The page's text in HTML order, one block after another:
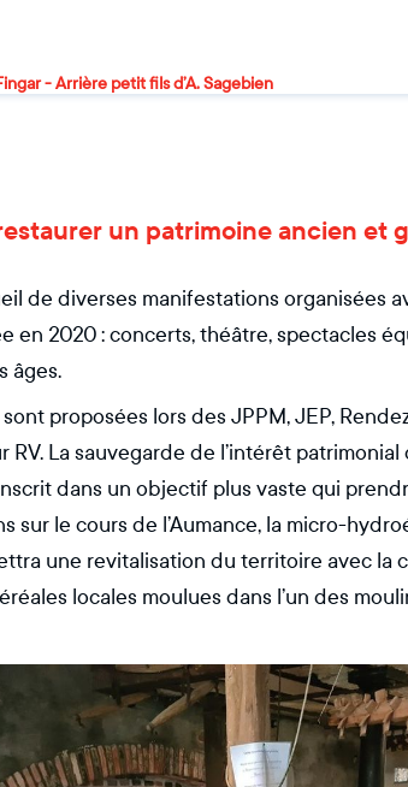
- Arrière petit fils d’A. Sagebien
un patrimoine ancien et
de diverses manifestations organisées
en 2020 : concerts, théâtre, spectacles
âges.
proposées lors des JPPM, JEP,
RV. La sauvegarde de l’intérêt
dans un objectif plus vaste qui
sur le cours de l’Aumance, la micro-
une revitalisation du territoire avec la
locales moulues dans l’un des